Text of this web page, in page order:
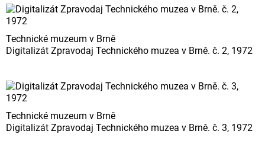
Technické muzeum v Brně
Digitalizát Zpravodaj Technického muzea v Brně. č. 2, 1972
Technické muzeum v Brně
Digitalizát Zpravodaj Technického muzea v Brně. č. 3, 1972